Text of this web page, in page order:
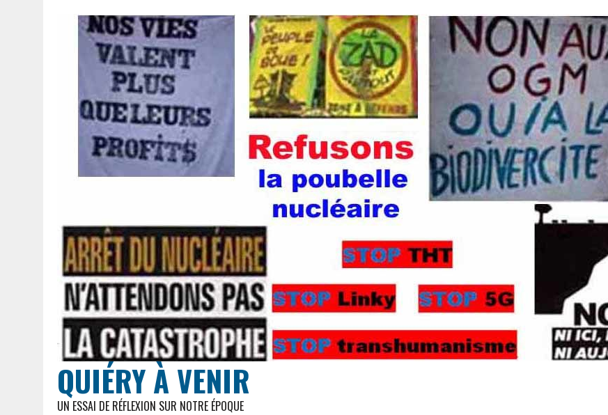
QUIÉRY À VENIR
UN ESSAI DE RÉFLEXION SUR NOTRE ÉPOQUE